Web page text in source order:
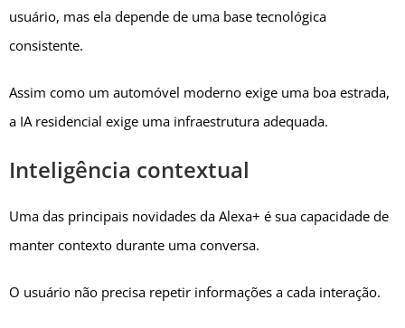
usuário, mas ela depende de uma base tecnológica
consistente.
Assim como um automóvel moderno exige uma boa estrada,
a IA residencial exige uma infraestrutura adequada.
Inteligência contextual
Uma das principais novidades da Alexa+ é sua capacidade de
manter contexto durante uma conversa.
O usuário não precisa repetir informações a cada interação.